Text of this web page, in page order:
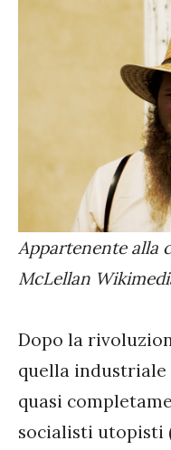
Appartenente alla
McLellan
Dopo la
quella industriale
quasi
socialisti utopisti